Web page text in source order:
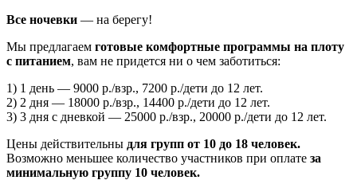
Все ночевки — на берегу!
Мы предлагаем готовые комфортные программы на плоту
с питанием, вам не придется ни о чем заботиться:
1) 1 день — 9000 р./взр., 7200 р./дети до 12 лет.
2) 2 дня — 18000 р./взр., 14400 р./дети до 12 лет.
3) 3 дня с дневкой — 25000 р./взр., 20000 р./дети до 12 лет.
Цены действительны для групп от 10 до 18 человек.
Возможно меньшее количество участников при оплате за
минимальную группу 10 человек.